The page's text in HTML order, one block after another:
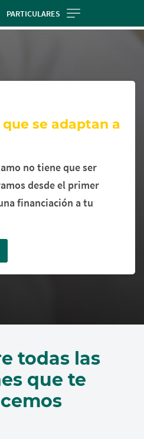
PARTICULARES
se adaptan a
no tiene que ser
desde el primer
financiación a tu
todas las
que te